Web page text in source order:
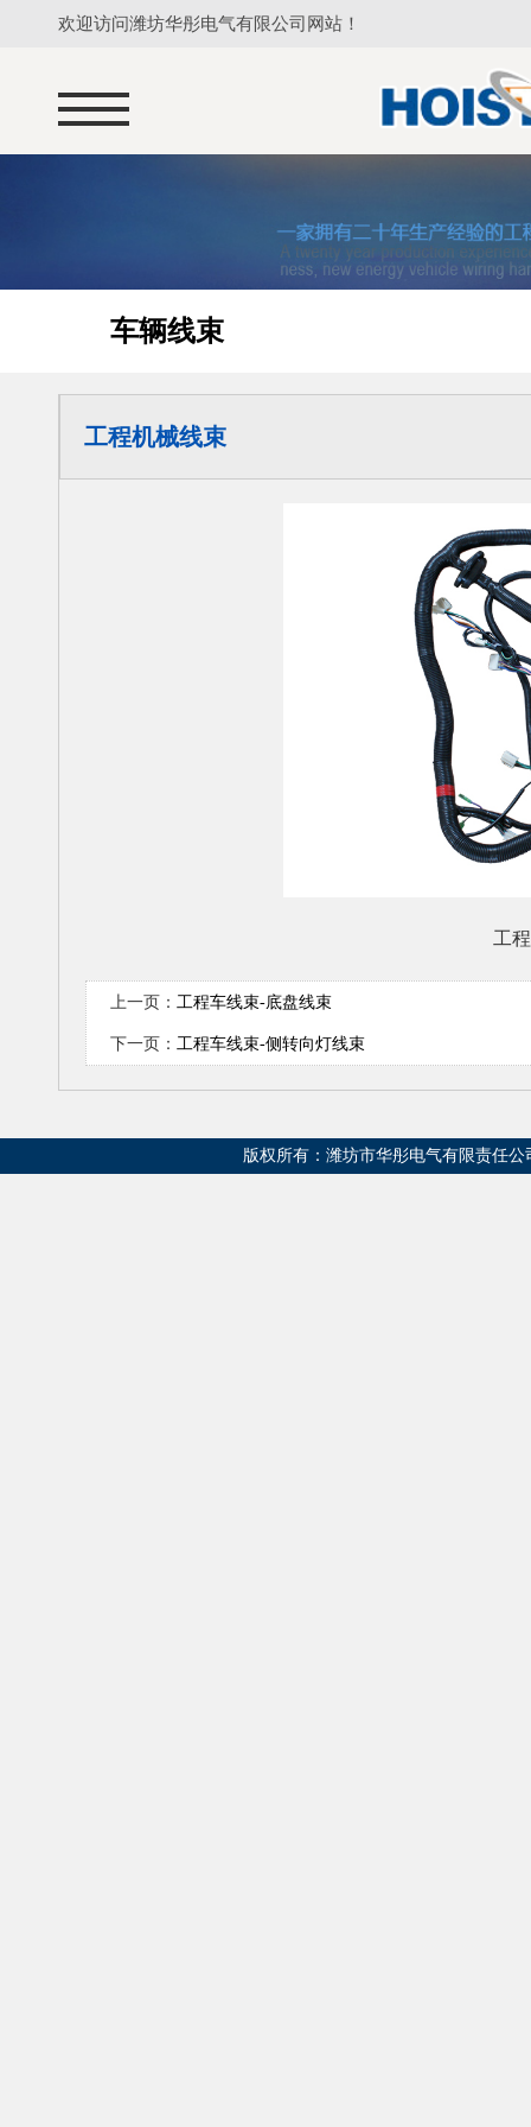
欢迎访问潍坊华彤电气有限公司网站！
车辆线束
工程机械线束
工
上一页： 工程车线束-底盘线束
下一页： 工程车线束-侧转向灯线束
版权所有：潍坊市华彤电气有限责